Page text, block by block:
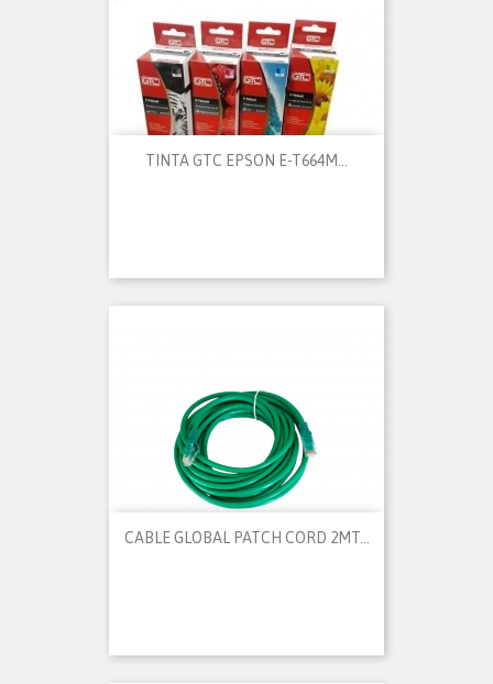
TINTA GTC EPSON E-T664M...
CABLE GLOBAL PATCH CORD 2MT...